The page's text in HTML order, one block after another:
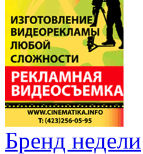
Бренд недели